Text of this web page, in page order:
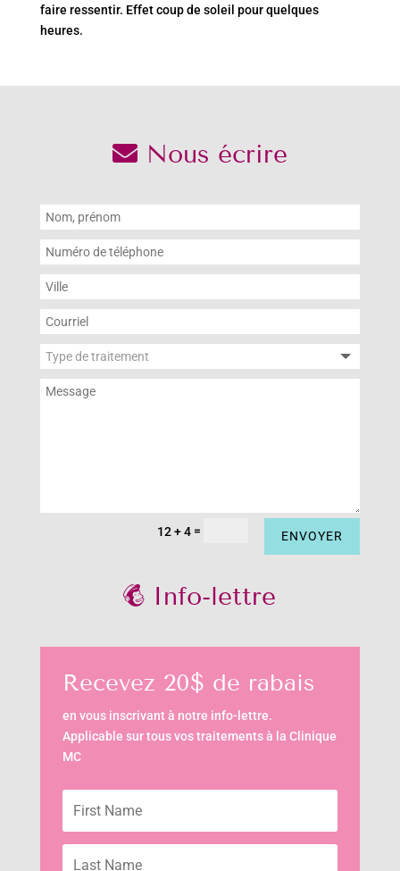
faire ressentir. Effet coup de soleil pour quelques
heures.
Nous écrire
12 + 4 = ENVOYER
Info-lettre
Recevez 20$ de rabais
en vous inscrivant à notre info-lettre.
Applicable sur tous vos traitements à la Clinique
MC